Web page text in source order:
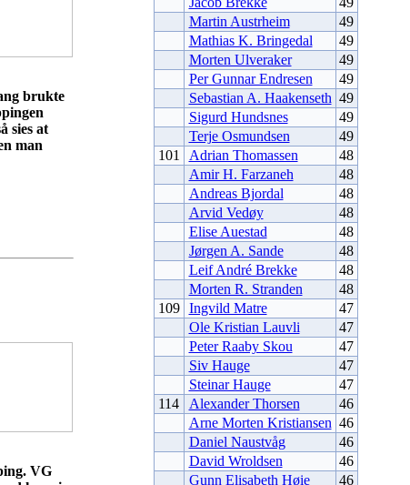
brukte
sies at
man
VG
Martin Austrheim
49
Mathias K. Bringedal
49
Morten Ulveraker
49
Per Gunnar Endresen
49
Sebastian A. Haakenseth 49
Sigurd Hundsnes
49
Terje Osmundsen
49
101
Adrian Thomassen
48
Amir H. Farzaneh
48
Andreas Bjordal
48
Arvid Vedøy
48
Elise Auestad
48
Jørgen A. Sande
48
Leif André Brekke
48
Morten R. Stranden
48
109
Ingvild Matre
47
Ole Kristian Lauvli
47
Peter Raaby Skou
47
Siv Hauge
47
Steinar Hauge
47
114
Alexander Thorsen
46
Arne Morten Kristiansen 46
Daniel Naustvåg
46
David Wroldsen
46
Gunn Elisabeth Høie
46